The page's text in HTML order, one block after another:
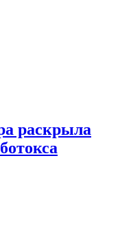
раскрыла